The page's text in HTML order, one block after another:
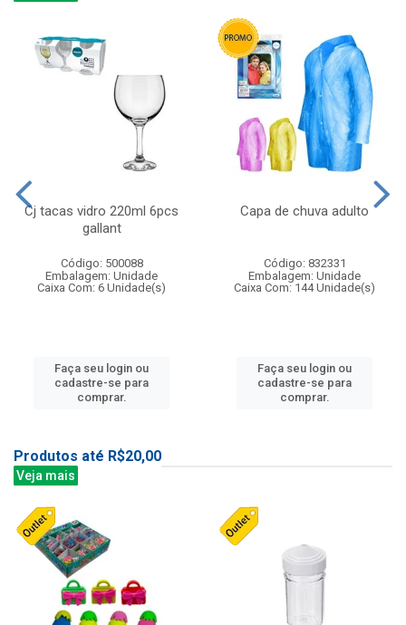
Cj tacas vidro 220ml 6pcs
gallant
Código: 500088
Embalagem: Unidade
Caixa Com: 6 Unidade(s)
Faça seu login ou
cadastre-se para
comprar.
Capa de chuva adulto
Código: 832331
Embalagem: Unidade
Caixa Com: 144 Unidade(s)
Faça seu login ou
cadastre-se para
comprar.
Produtos até R$20,00
Veja mais